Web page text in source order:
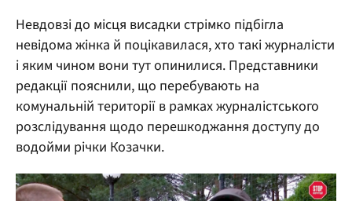
Невдовзі до місця висадки стрімко підбігла
невідома жінка й поцікавилася, хто такі журналісти
і яким чином вони тут опинилися. Представники
редакції пояснили, що перебувають на
комунальній території в рамках журналістського
розслідування щодо перешкоджання доступу до
водойми річки Козачки.